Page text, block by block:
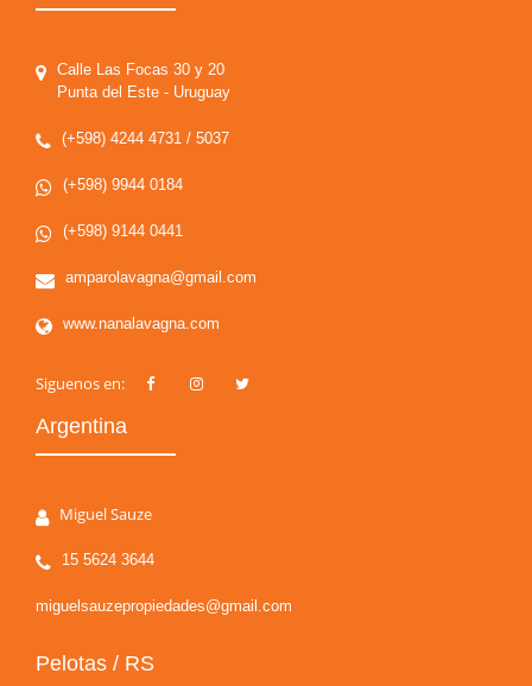
Calle Las Focas 30 y 20
Punta del Este - Uruguay
(+598) 4244 4731 / 5037
(+598) 9944 0184
(+598) 9144 0441
amparolavagna@gmail.com
www.nanalavagna.com
Siguenos en:
Argentina
Miguel Sauze
15 5624 3644
miguelsauzepropiedades@gmail.com
Pelotas / RS